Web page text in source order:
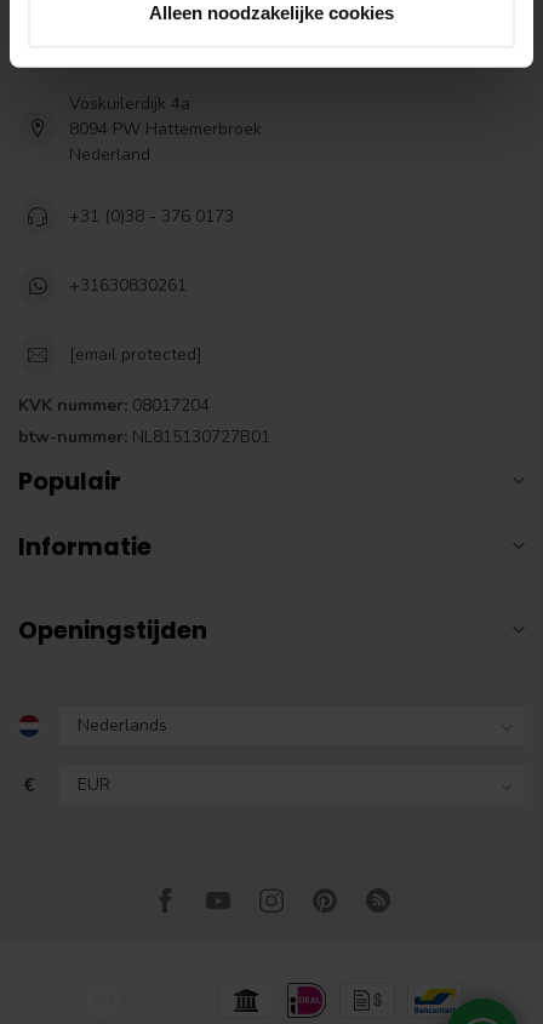
Alleen noodzakelijke cookies
en leveren wij in Nederland, België en de Duitse grensregio.
Voskuilerdijk 4a
8094 PW Hattemerbroek
Nederland
+31 (0)38 - 376 0173
+31630830261
[email protected]
KVK nummer: 08017204
btw-nummer: NL815130727B01
Populair
Informatie
Openingstijden
€